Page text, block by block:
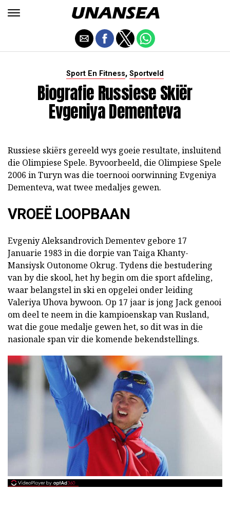
Sport En Fitness, Sportveld
Biografie Russiese Skiër
Evgeniya Dementeva
Russiese skiërs gereeld wys goeie resultate, insluitend
die Olimpiese Spele. Byvoorbeeld, die Olimpiese Spele
2006 in Turyn was die toernooi oorwinning Evgeniya
Dementeva, wat twee medaljes gewen.
VROEË LOOPBAAN
Evgeniy Aleksandrovich Dementev gebore 17
Januarie 1983 in die dorpie van Taiga Khanty-
Mansiysk Outonome Okrug. Tydens die bestudering
van by die skool, het hy begin om die sport afdeling,
waar belangstel in ski en opgelei onder leiding
Valeriya Uhova bywoon. Op 17 jaar is jong Jack genooi
om deel te neem in die kampioenskap van Rusland,
wat die goue medalje gewen het, so dit was in die
nasionale span vir die komende bekendstellings.